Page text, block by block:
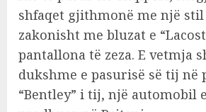
shfaqet gjithmonë me një stil
zakonisht me bluzat e
pantallona të zeza. E vetmja
dukshme e pasurisë së tij në
“Bentley” i tij, një automobil